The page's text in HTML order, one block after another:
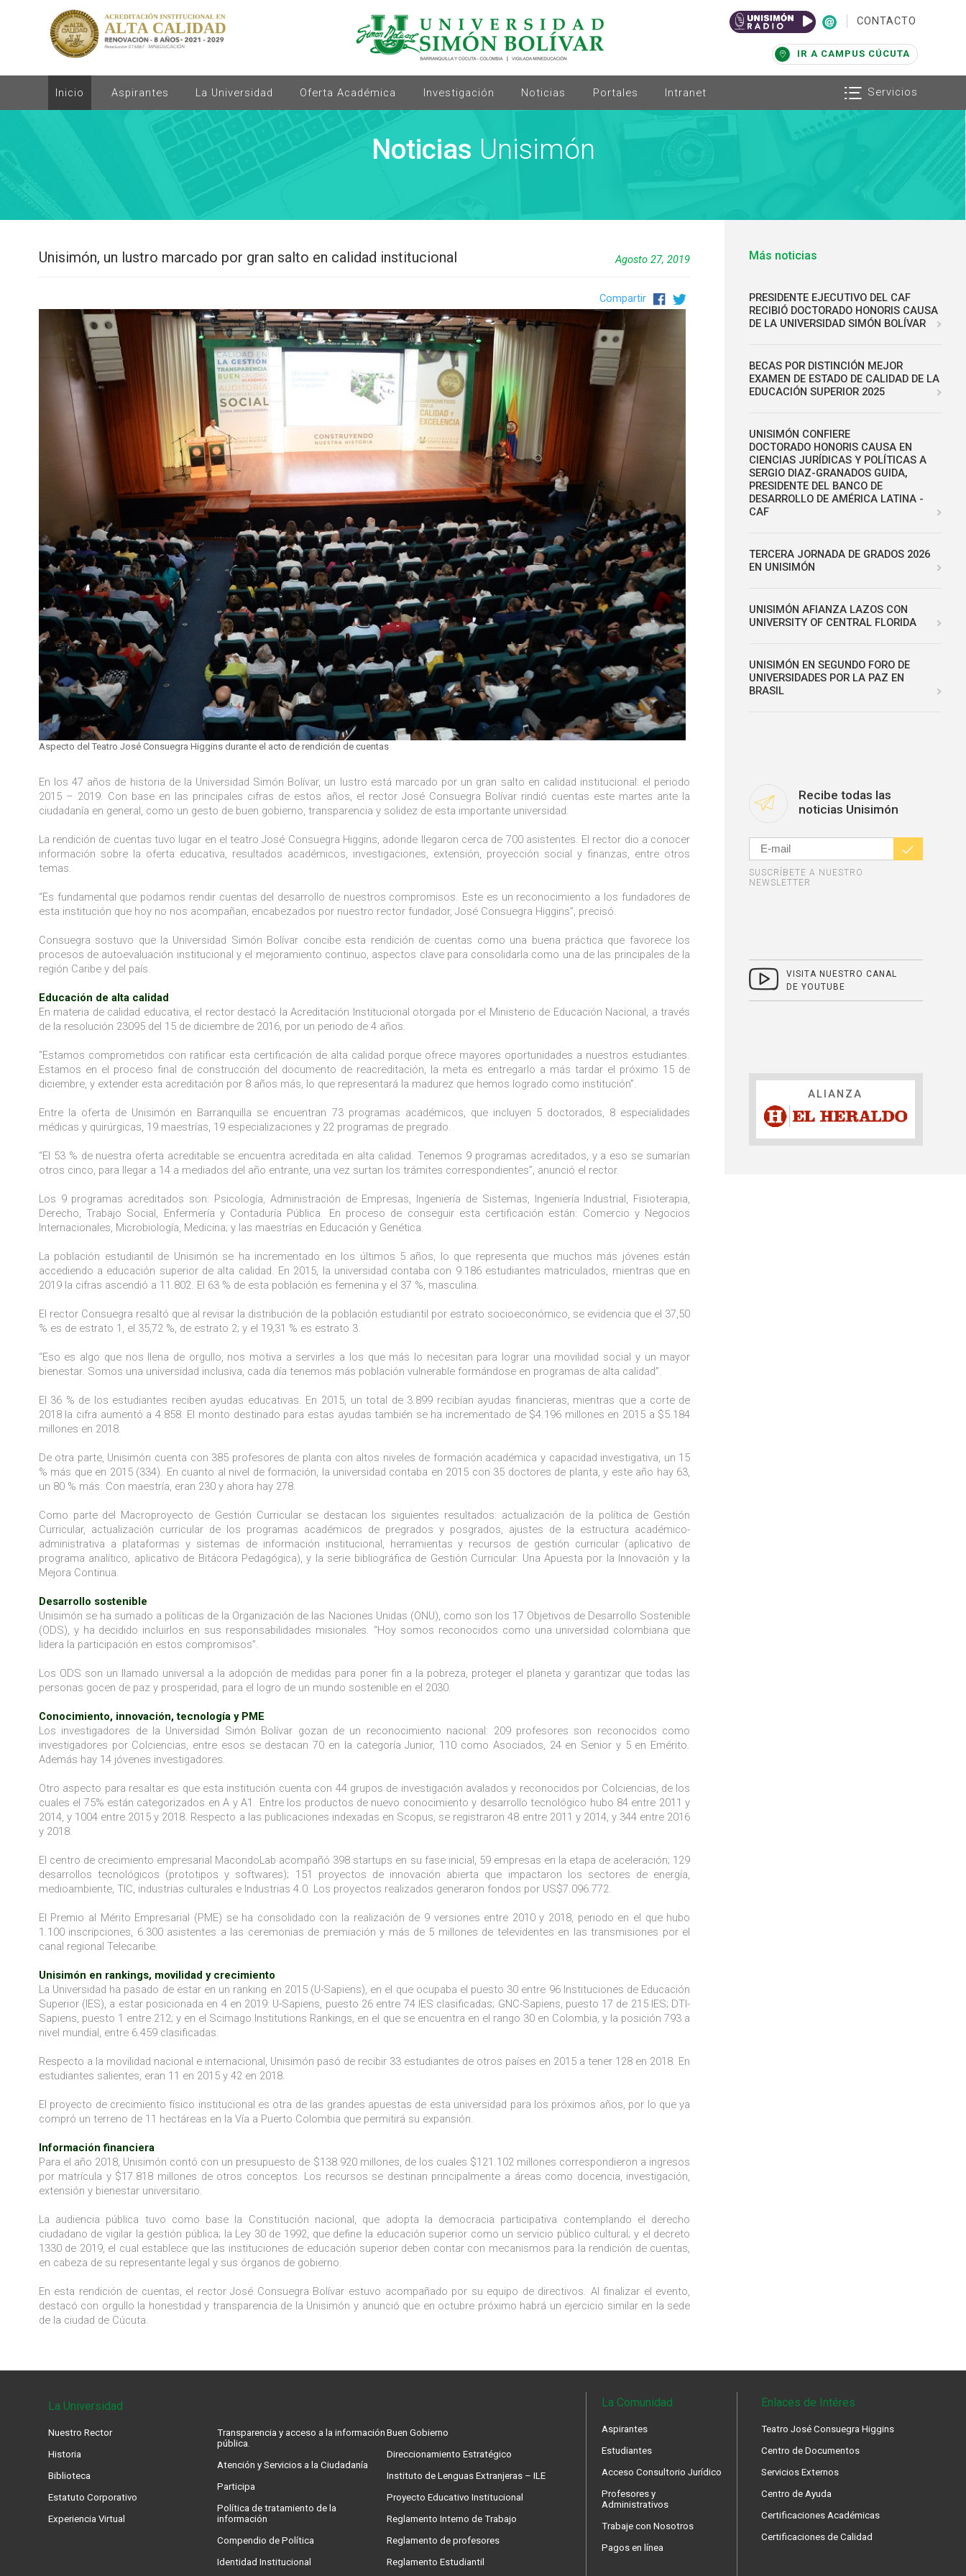
| CONTACTO
IR A CAMPUS CÚCUTA
Inicio Aspirantes La Universidad Oferta Académica Investigación Noticias Portales Intranet Servicios
Noticias Unisimón
Unisimón, un lustro marcado por gran salto en calidad institucional Agosto 27, 2019
Compartir
Aspecto del Teatro José Consuegra Higgins durante el acto de rendición de cuentas
En los 47 años de historia de la Universidad Simón Bolívar, un lustro está marcado por un gran salto en calidad institucional: el periodo
2015 – 2019. Con base en las principales cifras de estos años, el rector José Consuegra Bolívar rindió cuentas este martes ante la
ciudadanía en general, como un gesto de buen gobierno, transparencia y solidez de esta importante universidad.
La rendición de cuentas tuvo lugar en el teatro José Consuegra Higgins, adonde llegaron cerca de 700 asistentes. El rector dio a conocer
información sobre la oferta educativa, resultados académicos, investigaciones, extensión, proyección social y finanzas, entre otros
temas.
“Es fundamental que podamos rendir cuentas del desarrollo de nuestros compromisos. Este es un reconocimiento a los fundadores de
esta institución que hoy no nos acompañan, encabezados por nuestro rector fundador, José Consuegra Higgins”, precisó.
Consuegra sostuvo que la Universidad Simón Bolívar concibe esta rendición de cuentas como una buena práctica que favorece los
procesos de autoevaluación institucional y el mejoramiento continuo, aspectos clave para consolidarla como una de las principales de la
región Caribe y del país.
Educación de alta calidad
En materia de calidad educativa, el rector destacó la Acreditación Institucional otorgada por el Ministerio de Educación Nacional, a través
de la resolución 23095 del 15 de diciembre de 2016, por un periodo de 4 años.
“Estamos comprometidos con ratificar esta certificación de alta calidad porque ofrece mayores oportunidades a nuestros estudiantes.
Estamos en el proceso final de construcción del documento de reacreditación, la meta es entregarlo a más tardar el próximo 15 de
diciembre, y extender esta acreditación por 8 años más, lo que representará la madurez que hemos logrado como institución”.
Entre la oferta de Unisimón en Barranquilla se encuentran 73 programas académicos, que incluyen 5 doctorados, 8 especialidades
médicas y quirúrgicas, 19 maestrías, 19 especializaciones y 22 programas de pregrado.
“El 53 % de nuestra oferta acreditable se encuentra acreditada en alta calidad. Tenemos 9 programas acreditados, y a eso se sumarían
otros cinco, para llegar a 14 a mediados del año entrante, una vez surtan los trámites correspondientes”, anunció el rector.
Los 9 programas acreditados son: Psicología, Administración de Empresas, Ingeniería de Sistemas, Ingeniería Industrial, Fisioterapia,
Derecho, Trabajo Social, Enfermería y Contaduría Pública. En proceso de conseguir esta certificación están: Comercio y Negocios
Internacionales, Microbiología, Medicina; y las maestrías en Educación y Genética.
La población estudiantil de Unisimón se ha incrementado en los últimos 5 años, lo que representa que muchos más jóvenes están
accediendo a educación superior de alta calidad. En 2015, la universidad contaba con 9.186 estudiantes matriculados, mientras que en
2019 la cifras ascendió a 11.802. El 63 % de esta población es femenina y el 37 %, masculina.
El rector Consuegra resaltó que al revisar la distribución de la población estudiantil por estrato socioeconómico, se evidencia que el 37,50
% es de estrato 1, el 35,72 %, de estrato 2; y el 19,31 % es estrato 3.
“Eso es algo que nos llena de orgullo, nos motiva a servirles a los que más lo necesitan para lograr una movilidad social y un mayor
bienestar. Somos una universidad inclusiva, cada día tenemos más población vulnerable formándose en programas de alta calidad”.
El 36 % de los estudiantes reciben ayudas educativas. En 2015, un total de 3.899 recibían ayudas financieras, mientras que a corte de
2018 la cifra aumentó a 4.858. El monto destinado para estas ayudas también se ha incrementado de $4.196 millones en 2015 a $5.184
millones en 2018.
De otra parte, Unisimón cuenta con 385 profesores de planta con altos niveles de formación académica y capacidad investigativa, un 15
% más que en 2015 (334). En cuanto al nivel de formación, la universidad contaba en 2015 con 35 doctores de planta, y este año hay 63,
un 80 % más. Con maestría, eran 230 y ahora hay 278.
Como parte del Macroproyecto de Gestión Curricular se destacan los siguientes resultados: actualización de la política de Gestión
Curricular, actualización curricular de los programas académicos de pregrados y posgrados, ajustes de la estructura académico-
administrativa a plataformas y sistemas de información institucional, herramientas y recursos de gestión curricular (aplicativo de
programa analítico, aplicativo de Bitácora Pedagógica), y la serie bibliográfica de Gestión Curricular: Una Apuesta por la Innovación y la
Mejora Continua.
Desarrollo sostenible
Unisimón se ha sumado a políticas de la Organización de las Naciones Unidas (ONU), como son los 17 Objetivos de Desarrollo Sostenible
(ODS), y ha decidido incluirlos en sus responsabilidades misionales. “Hoy somos reconocidos como una universidad colombiana que
lidera la participación en estos compromisos”.
Los ODS son un llamado universal a la adopción de medidas para poner fin a la pobreza, proteger el planeta y garantizar que todas las
personas gocen de paz y prosperidad, para el logro de un mundo sostenible en el 2030.
Conocimiento, innovación, tecnología y PME
Los investigadores de la Universidad Simón Bolívar gozan de un reconocimiento nacional: 209 profesores son reconocidos como
investigadores por Colciencias, entre esos se destacan 70 en la categoría Junior, 110 como Asociados, 24 en Senior y 5 en Emérito.
Además hay 14 jóvenes investigadores.
Otro aspecto para resaltar es que esta institución cuenta con 44 grupos de investigación avalados y reconocidos por Colciencias, de los
cuales el 75% están categorizados en A y A1. Entre los productos de nuevo conocimiento y desarrollo tecnológico hubo 84 entre 2011 y
2014, y 1004 entre 2015 y 2018. Respecto a las publicaciones indexadas en Scopus, se registraron 48 entre 2011 y 2014, y 344 entre 2016
y 2018.
El centro de crecimiento empresarial MacondoLab acompañó 398 startups en su fase inicial, 59 empresas en la etapa de aceleración; 129
desarrollos tecnológicos (prototipos y softwares); 151 proyectos de innovación abierta que impactaron los sectores de energía,
medioambiente, TIC, industrias culturales e Industrias 4.0. Los proyectos realizados generaron fondos por US$7.096.772.
El Premio al Mérito Empresarial (PME) se ha consolidado con la realización de 9 versiones entre 2010 y 2018, periodo en el que hubo
1.100 inscripciones, 6.300 asistentes a las ceremonias de premiación y más de 5 millones de televidentes en las transmisiones por el
canal regional Telecaribe.
Unisimón en rankings, movilidad y crecimiento
La Universidad ha pasado de estar en un ranking en 2015 (U-Sapiens), en el que ocupaba el puesto 30 entre 96 Instituciones de Educación
Superior (IES), a estar posicionada en 4 en 2019: U-Sapiens, puesto 26 entre 74 IES clasificadas; GNC-Sapiens, puesto 17 de 215 IES; DTI-
Sapiens, puesto 1 entre 212; y en el Scimago Institutions Rankings, en el que se encuentra en el rango 30 en Colombia, y la posición 793 a
nivel mundial, entre 6.459 clasificadas.
Respecto a la movilidad nacional e internacional, Unisimón pasó de recibir 33 estudiantes de otros países en 2015 a tener 128 en 2018. En
estudiantes salientes, eran 11 en 2015 y 42 en 2018.
El proyecto de crecimiento físico institucional es otra de las grandes apuestas de esta universidad para los próximos años, por lo que ya
compró un terreno de 11 hectáreas en la Vía a Puerto Colombia que permitirá su expansión.
Información financiera
Para el año 2018, Unisimón contó con un presupuesto de $138.920 millones, de los cuales $121.102 millones correspondieron a ingresos
por matrícula y $17.818 millones de otros conceptos. Los recursos se destinan principalmente a áreas como docencia, investigación,
extensión y bienestar universitario.
La audiencia pública tuvo como base la Constitución nacional, que adopta la democracia participativa contemplando el derecho
ciudadano de vigilar la gestión pública; la Ley 30 de 1992, que define la educación superior como un servicio público cultural; y el decreto
1330 de 2019, el cual establece que las instituciones de educación superior deben contar con mecanismos para la rendición de cuentas,
en cabeza de su representante legal y sus órganos de gobierno.
En esta rendición de cuentas, el rector José Consuegra Bolívar estuvo acompañado por su equipo de directivos. Al finalizar el evento,
destacó con orgullo la honestidad y transparencia de la Unisimón y anunció que en octubre próximo habrá un ejercicio similar en la sede
de la ciudad de Cúcuta.
Más noticias
PRESIDENTE EJECUTIVO DEL CAF
RECIBIÓ DOCTORADO HONORIS CAUSA
DE LA UNIVERSIDAD SIMÓN BOLÍVAR
BECAS POR DISTINCIÓN MEJOR
EXAMEN DE ESTADO DE CALIDAD DE LA
EDUCACIÓN SUPERIOR 2025
UNISIMÓN CONFIERE
DOCTORADO HONORIS CAUSA EN
CIENCIAS JURÍDICAS Y POLÍTICAS A
SERGIO DIAZ-GRANADOS GUIDA,
PRESIDENTE DEL BANCO DE
DESARROLLO DE AMÉRICA LATINA -
CAF
TERCERA JORNADA DE GRADOS 2026
EN UNISIMÓN
UNISIMÓN AFIANZA LAZOS CON
UNIVERSITY OF CENTRAL FLORIDA
UNISIMÓN EN SEGUNDO FORO DE
UNIVERSIDADES POR LA PAZ EN
BRASIL
Recibe todas las
noticias Unisimón
SUSCRÍBETE A NUESTRO
NEWSLETTER
VISITA NUESTRO CANAL
DE YOUTUBE
ALIANZA
La Universidad
Nuestro Rector
Historia
Biblioteca
Estatuto Corporativo
Experiencia Virtual
Transparencia y acceso a la información
pública.
Atención y Servicios a la Ciudadanía
Participa
Política de tratamiento de la
información
Compendio de Política
Identidad Institucional
Buen Gobierno
Direccionamiento Estratégico
Instituto de Lenguas Extranjeras – ILE
Proyecto Educativo Institucional
Reglamento Interno de Trabajo
Reglamento de profesores
Reglamento Estudiantil
La Comunidad
Aspirantes
Estudiantes
Acceso Consultorio Jurídico
Profesores y
Administrativos
Trabaje con Nosotros
Pagos en línea
Enlaces de Intéres
Teatro José Consuegra Higgins
Centro de Documentos
Servicios Externos
Centro de Ayuda
Certificaciones Académicas
Certificaciones de Calidad